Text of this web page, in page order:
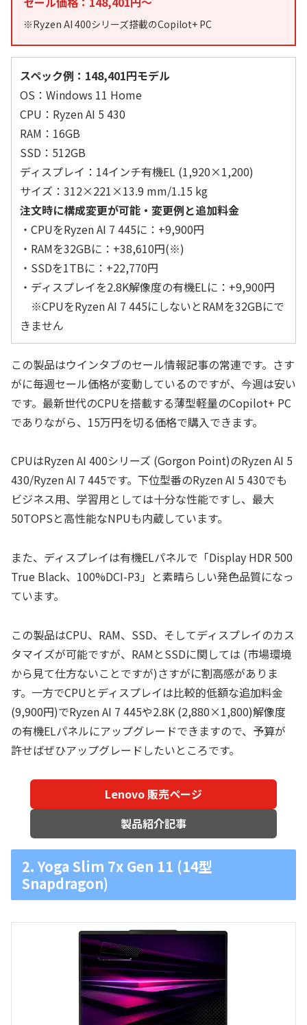
※Ryzen AI 400シリーズ搭載のCopilot+ PC
スペック例：148,401円モデル
OS：Windows 11 Home
CPU：Ryzen AI 5 430
RAM：16GB
SSD：512GB
ディスプレイ：14インチ有機EL (1,920×1,200)
サイズ：312×221×13.9 mm/1.15 kg
注文時に構成変更が可能・変更例と追加料金
・CPUをRyzen AI 7 445に：+9,900円
・RAMを32GBに：+38,610円(※)
・SSDを1TBに：+22,770円
・ディスプレイを2.8K解像度の有機ELに：+9,900円
※CPUをRyzen AI 7 445にしないとRAMを32GBにで
きません
この製品はウインタブのセール情報記事の常連です。さす
がに毎週セール価格が変動しているのですが、今週は安い
です。最新世代のCPUを搭載する薄型軽量のCopilot+ PC
でありながら、15万円を切る価格で購入できます。
CPUはRyzen AI 400シリーズ (Gorgon Point)のRyzen AI 5
430/Ryzen AI 7 445です。下位型番のRyzen AI 5 430でも
ビジネス用、学習用としては十分な性能ですし、最大
50TOPSと高性能なNPUも内蔵しています。
また、ディスプレイは有機ELパネルで「Display HDR 500
True Black、100%DCI-P3」と素晴らしい発色品質になっ
ています。
この製品はCPU、RAM、SSD、そしてディスプレイのカス
タマイズが可能ですが、RAMとSSDに関しては (市場環境
から見て仕方ないことですが)さすがに割高感がありま
す。一方でCPUとディスプレイは比較的低額な追加料金
(9,900円)でRyzen AI 7 445や2.8K (2,880×1,800)解像度
の有機ELパネルにアップグレードできますので、予算が
許せばぜひアップグレードしたいところです。
Lenovo 販売ページ
製品紹介記事
2. Yoga Slim 7x Gen 11 (14型
Snapdragon)